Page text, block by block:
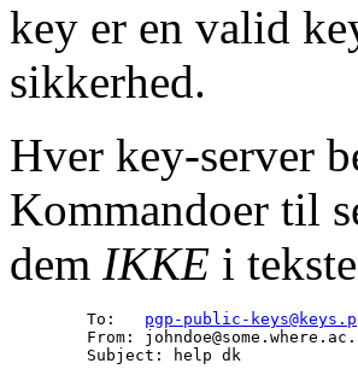
key er en valid
sikkerhed.
Hver key-server
Kommandoer til
dem IKKE i
        To:
pgp-public-
From: